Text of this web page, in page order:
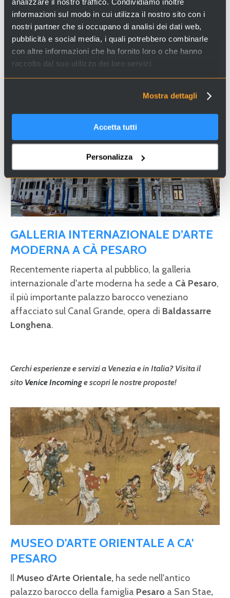
informazioni sul modo in cui utilizza il nostro sito con i
nostri partner che si occupano di analisi dei dati web,
pubblicità e social media, i quali potrebbero combinarle
con altre informazioni che ha fornito loro o che hanno
raccolto dal suo utilizzo dei loro servizi.
Mostra dettagli
Accetta tutti
Personalizza
Cerchi esperienze e servizi a Venezia e in Italia? Visita il
sito Venice Incominge scopri le nostre proposte!
GALLERIA INTERNAZIONALE D’ARTE
MODERNA A CÀ PESARO
Recentemente riaperta al pubblico, la galleria
internazionale d'arte moderna ha sede a Cà Pesaro,
il più importante palazzo barocco veneziano
affacciato sul Canal Grande, opera di Baldassarre
Longhena.
Cerchi esperienze e servizi a Venezia e in Italia? Visita il
sito Venice Incominge scopri le nostre proposte!
MUSEO D'ARTE ORIENTALE A CA'
PESARO
Il Museo d'Arte Orientale, ha sede nell'antico
palazzo barocco della famiglia Pesaro a San Stae,